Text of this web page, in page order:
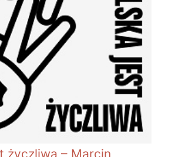
życzliwa – Marcin